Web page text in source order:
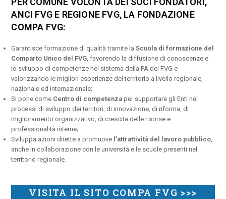
ANCI FVG E REGIONE FVG, LA FONDAZIONE
COMPA FVG:
Garantisce formazione di qualità tramite laScuola di formazione del
Comparto Unico del FVG , favorendo la diffusione di conoscenze e
lo sviluppo di competenze nel sistema della PA del FVG e
valorizzando le migliori esperienze del territorio a livello regionale,
nazionale ed internazionale;
Si pone come Centro di competenza per supportare gli Enti nei
processi di sviluppo dei territori, di innovazione, di riforma, di
miglioramento organizzativo, di crescita delle risorse e
professionalità interne;
Sviluppa azioni dirette a promuove l’attrattività del lavoro pubblico
anche in collaborazione con le università e le scuole presenti nel
territorio regionale.
VISITA IL SITO COMPA FVG >>>